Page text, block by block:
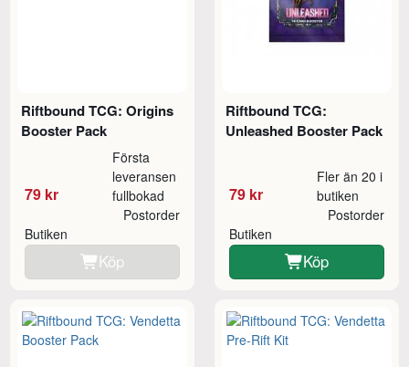
Riftbound TCG: Origins
Booster Pack
79 kr
Första
leveransen
fullbokad
Butiken
Postorder
Köp
Riftbound TCG:
Unleashed Booster Pack
79 kr
Fler än 20 i
butiken
Butiken
Postorder
Köp